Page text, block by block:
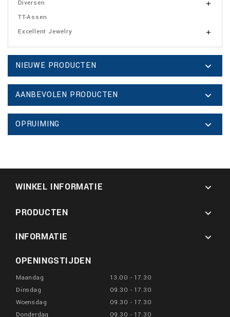
Diversen 
TT-Assen
Excellent Jewelry

NIEUWE PRODUCTEN 
AANBEVOLEN PRODUCTEN 
OPRUIMING 
WINKEL INFORMATIE 
PRODUCTEN

INFORMATIE

OPENINGSTIJDEN
Maandag
13.00 - 17.30
Dinsdag
09.30 - 17.30
Woensdag
09.30 - 17.30
Donderdag
09.30 - 17.30